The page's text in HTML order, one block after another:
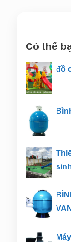
Có thể
đồ